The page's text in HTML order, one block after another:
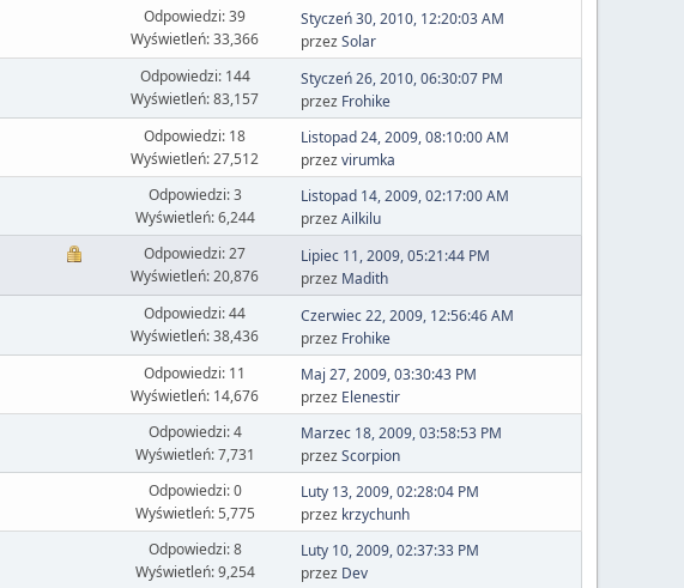
Odpowiedzi: 39
Wyświetleń: 33,366
Styczeń 30, 2010, 12:20:03 AM
przezSolar
Odpowiedzi: 144
Wyświetleń: 83,157
Styczeń 26, 2010, 06:30:07 PM
przez Frohike
Odpowiedzi: 18
Wyświetleń: 27,512
Listopad 24, 2009, 08:10:00 AM
przezvirumka
Odpowiedzi: 3
Wyświetleń: 6,244
Listopad 14, 2009, 02:17:00 AM
przezAilkilu
Odpowiedzi: 27
Wyświetleń: 20,876
Lipiec 11, 2009, 05:21:44 PM
przez Madith
Odpowiedzi: 44
Wyświetleń: 38,436
Czerwiec 22, 2009, 12:56:46 AM
przez Frohike
Odpowiedzi: 11
Wyświetleń: 14,676
Maj 27, 2009, 03:30:43 PM
przez Elenestir
Odpowiedzi: 4
Wyświetleń: 7,731
Marzec 18, 2009, 03:58:53 PM
przezScorpion
Odpowiedzi: 0
Wyświetleń: 5,775
Luty 13, 2009, 02:28:04 PM
przez krzychunh
Odpowiedzi: 8
Wyświetleń: 9,254
Luty 10, 2009, 02:37:33 PM
przez Dev